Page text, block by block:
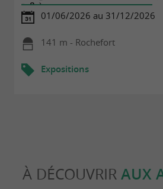
1785)
01/06/2026 au 31/12/2026
141 m - Rochefort
Expositions
À DÉCOUVRIR AUX